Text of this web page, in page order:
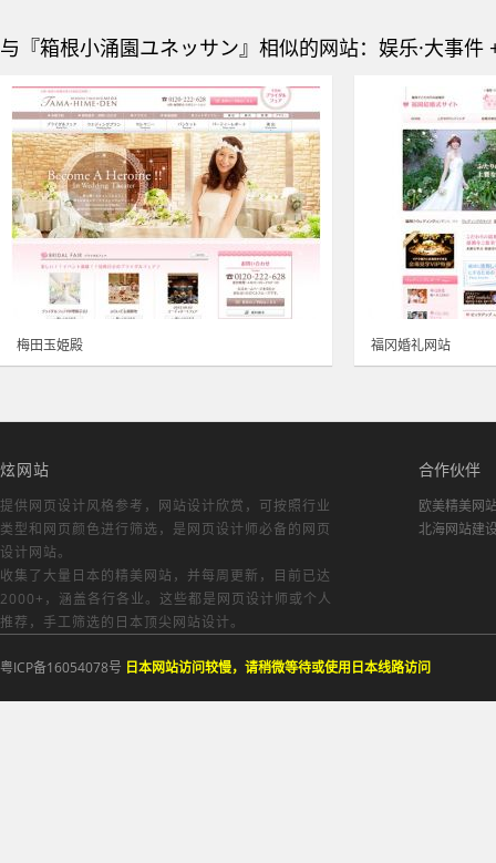
与『箱根小涌園ユネッサン』相似的网站：娱乐·大事件
梅田玉姫殿 福冈婚礼网站
炫网站
提供网页设计风格参考， 网站设计欣赏 ，可按照行业
类型和网页颜色进行筛选，是网页设计师必备的网页
设计网站。
收集了大量日本的精美网站，并每周更新，目前已达
2000+，涵盖各行各业。这些都是网页设计师或个人
推荐，手工筛选的日本顶尖网站设计。
合作伙伴
欧美精美网
北海网站建
粤ICP备16054078号 日本网站访问较慢，请稍微等待或使用日本线路访问